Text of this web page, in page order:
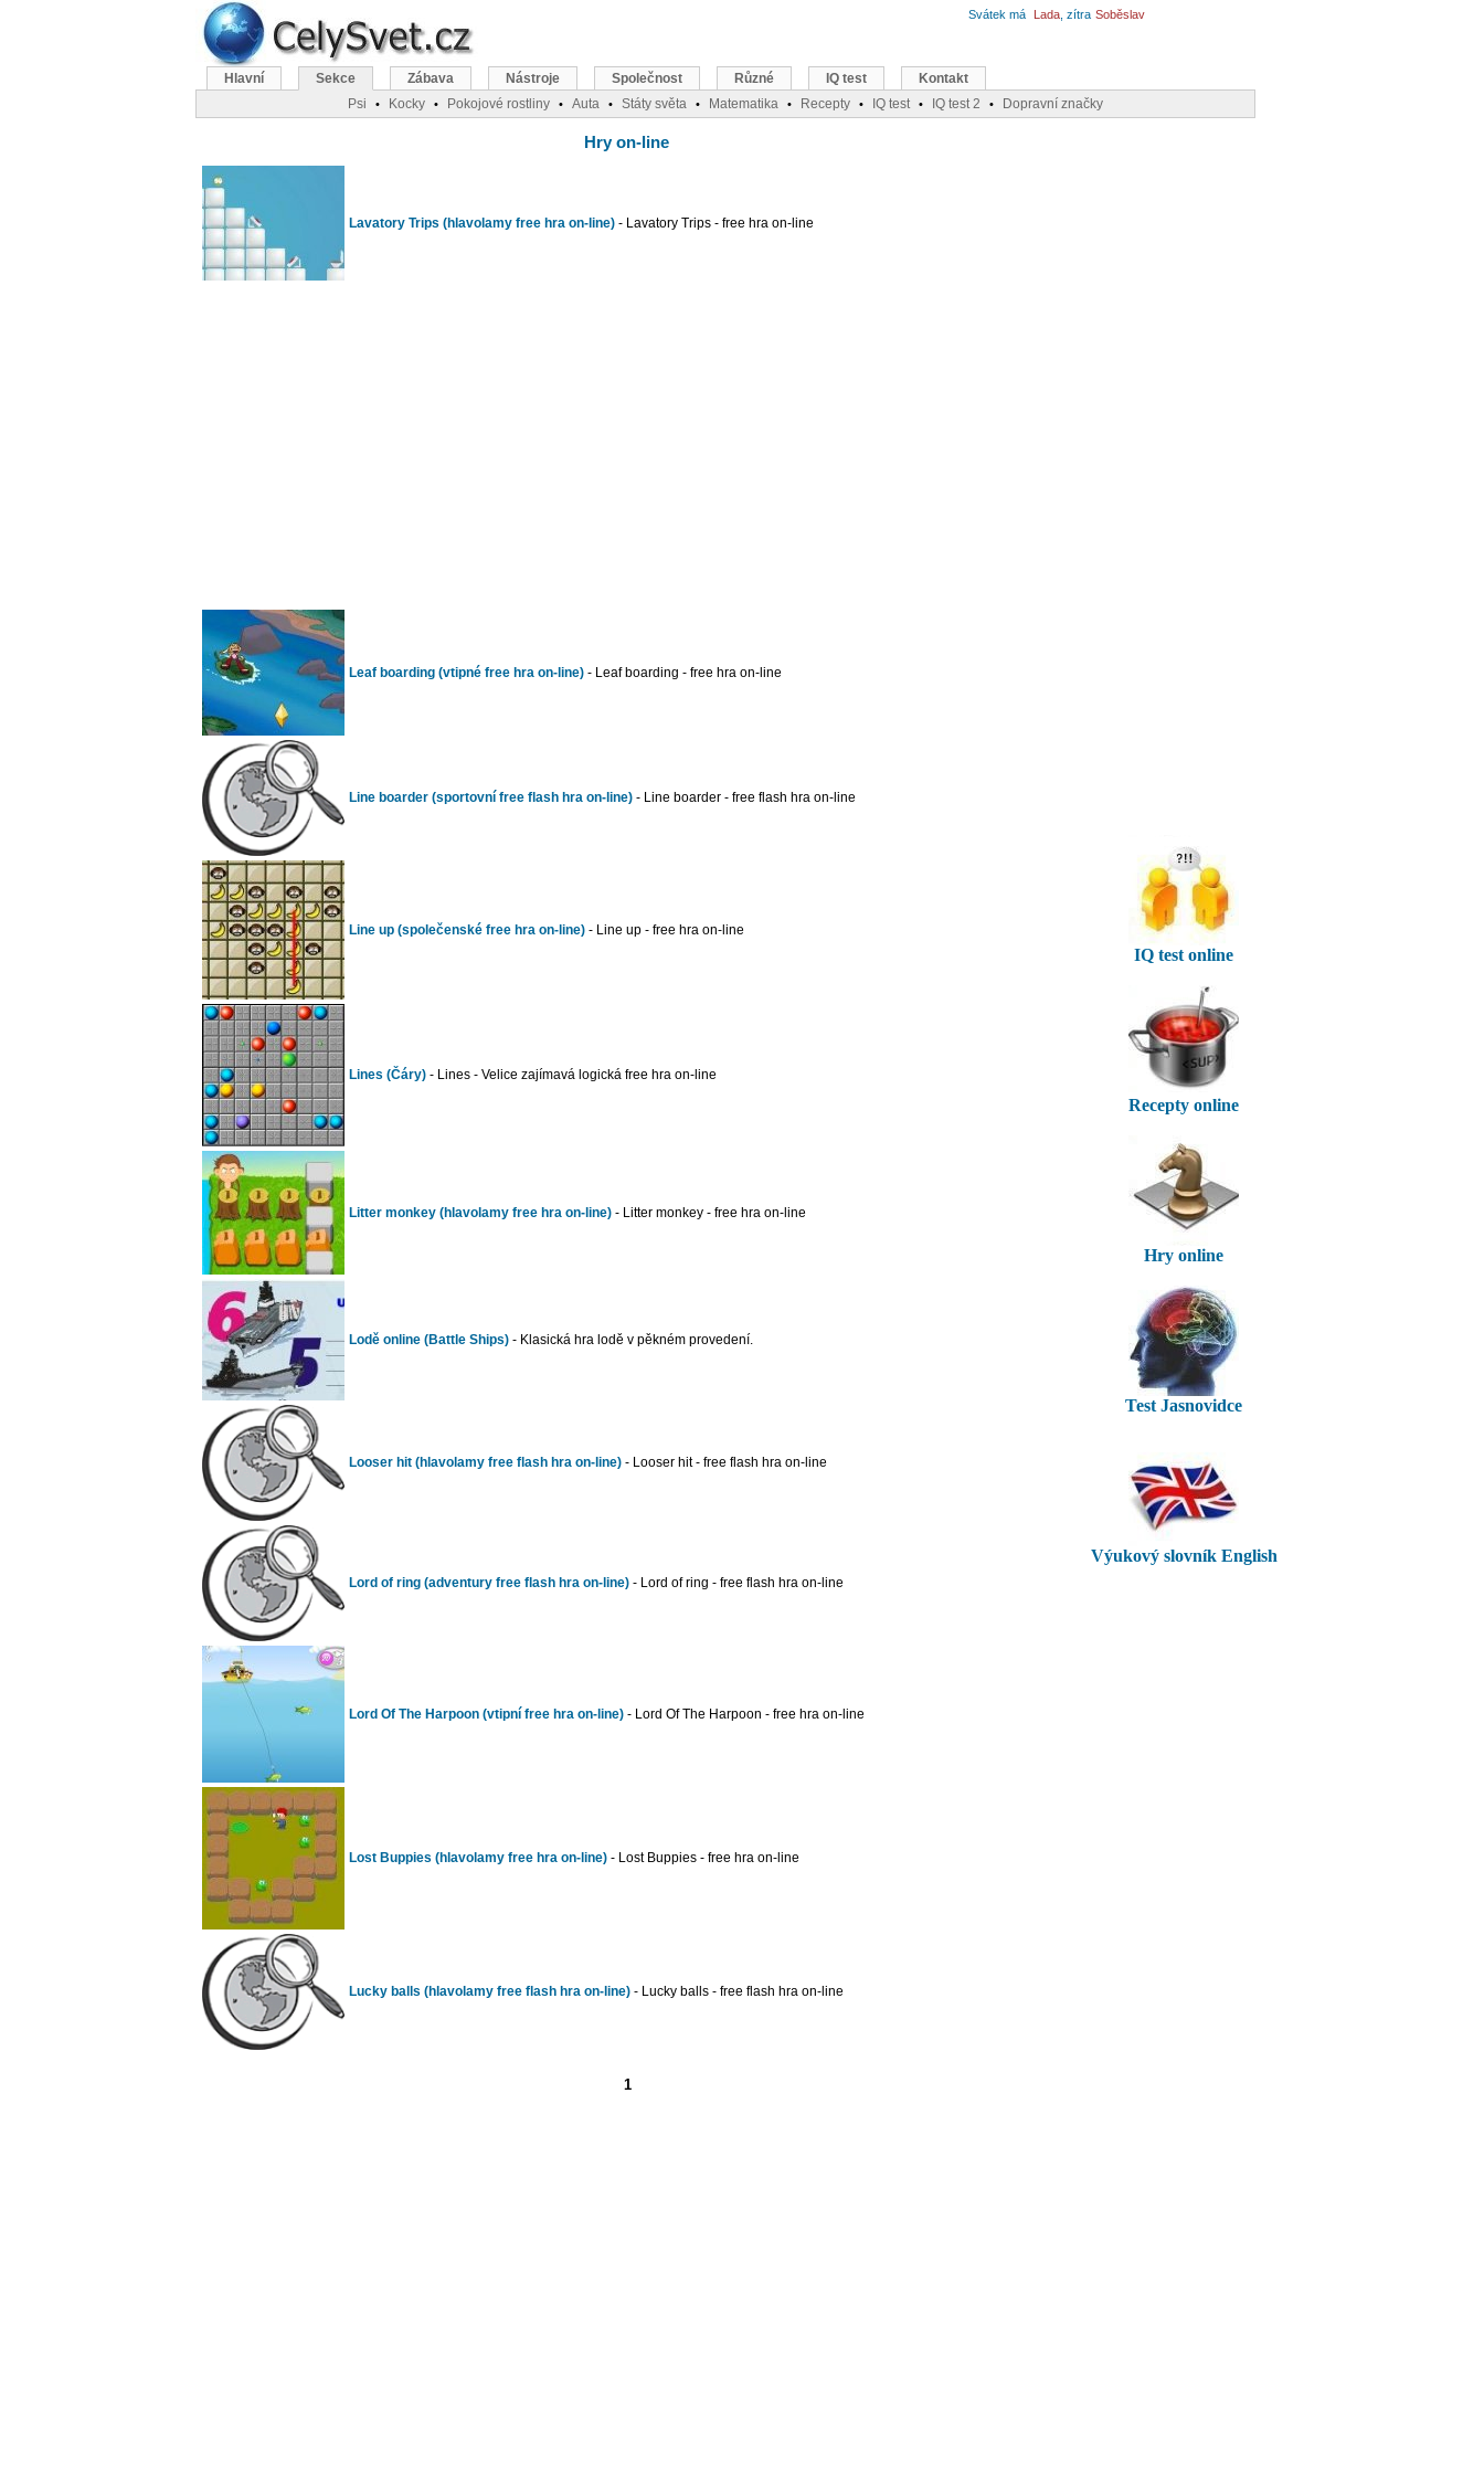
Hry on-line
Lavatory Trips (hlavolamy free hra on-line) - Lavatory Trips - free hra on-line
Leaf boarding (vtipné free hra on-line) - Leaf boarding - free hra on-line
Line boarder (sportovní free flash hra on-line) - Line boarder - free flash hra on-line
Line up (společenské free hra on-line) - Line up - free hra on-line
Lines (Čáry) - Lines - Velice zajímavá logická free hra on-line
Litter monkey (hlavolamy free hra on-line) - Litter monkey - free hra on-line
Lodě online (Battle Ships) - Klasická hra lodě v pěkném provedení.
Looser hit (hlavolamy free flash hra on-line) - Looser hit - free flash hra on-line
Lord of ring (adventury free flash hra on-line) - Lord of ring - free flash hra on-line
Lord Of The Harpoon (vtipní free hra on-line) - Lord Of The Harpoon - free hra on-line
Lost Buppies (hlavolamy free hra on-line) - Lost Buppies - free hra on-line
Lucky balls (hlavolamy free flash hra on-line) - Lucky balls - free flash hra on-line
1
IQ test online
Recepty online
Hry online
Test Jasnovidce
Výukový slovník English
Svátek má Lada , zítra Soběslav
Hlavní Sekce Zábava Nástroje Společnost Různé IQ test
Kontakt
Psi
• Kocky • Pokojové rostliny • Auta • Státy světa • Matematika • Recepty • IQ test • IQ test 2 • Dopravní značky